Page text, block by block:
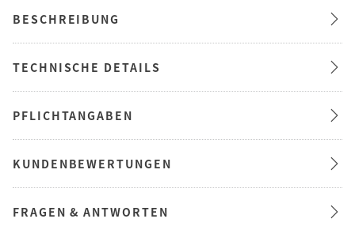
BESCHREIBUNG
TECHNISCHE DETAILS
PFLICHTANGABEN
KUNDENBEWERTUNGEN
FRAGEN & ANTWORTEN